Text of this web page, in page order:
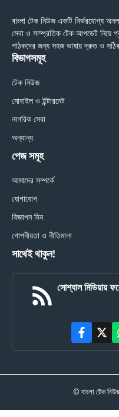
বাংলা টেক নিউজ একটি নির্ভরযোগ্য
সেবা ও সাম্প্রতিক টেক আপডেট নিয়ে
পাঠকদের জন্য সহজ ভাষায় দ্রুত ও
বিভাগসমূহ
টেক নিউজ
মোবাইল ও ইন্টারনেট
নাগরিক সেবা
অন্যান্য
পেজ সমূহ
আমাদের সম্পর্কে
যোগাযোগ
বিজ্ঞাপন দিন
গোপনীয়তা ও নীতিমালা
সাথেই থাকুন!
সোশ্যাল মিডিয়ায়
© বাংলা টেক